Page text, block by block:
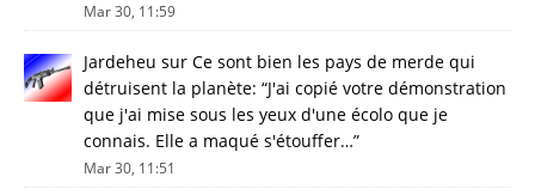
Mar 30, 11:59
Jardeheu sur Ce sont bien les pays de merde qui
détruisent la planète: “J'ai copié votre démonstration
que j'ai mise sous les yeux d'une écolo que je
connais. Elle a maqué s'étouffer…”
Mar 30, 11:51